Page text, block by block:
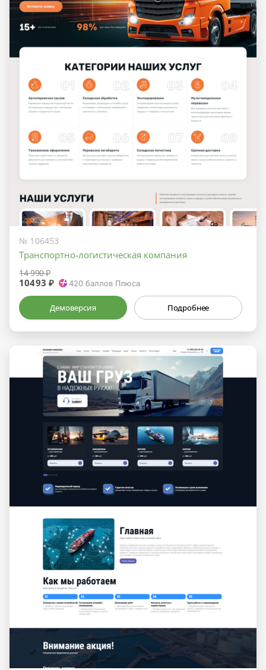
№ 106453
Транспортно-логистическая компания
14 990 ₽
10493 ₽ 420 баллов Плюса
Демоверсия Подробнее